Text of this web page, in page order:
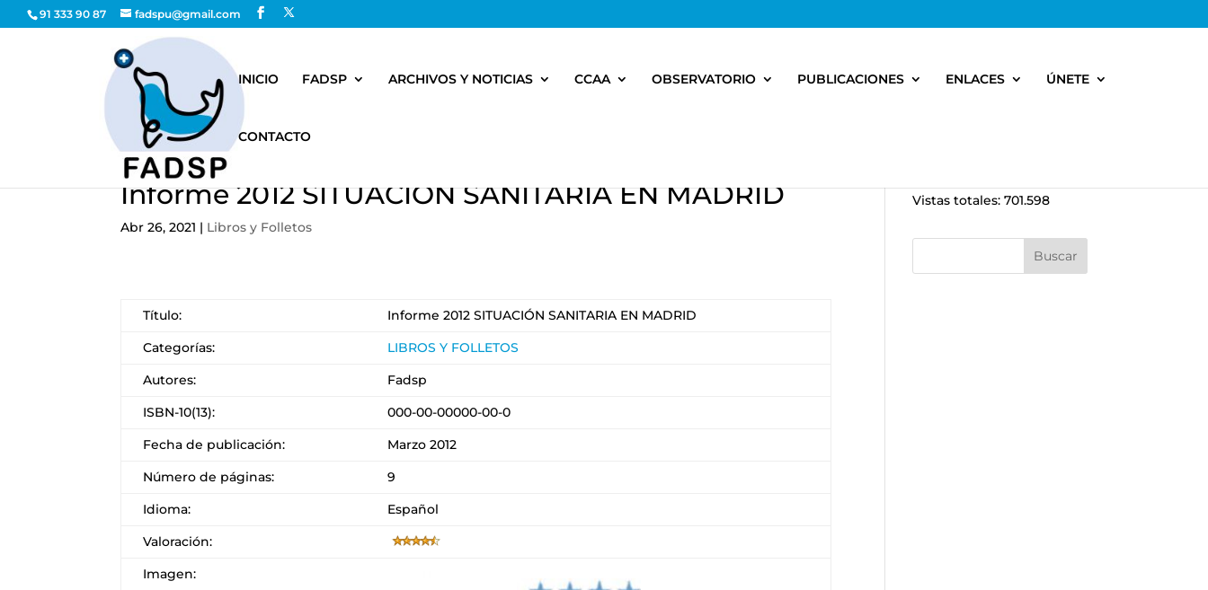
91 333 90 87 fadspu@gmail.com
INICIO FADSP ARCHIVOS Y NOTICIAS CCAA OBSERVATORIO PUBLICACIONES ENLACES ÚNETE
CONTACTO
Informe 2012 SITUACIÓN SANITARIA EN MADRID
Abr 26, 2021 | Libros y Folletos
Título:
Informe 2012 SITUACIÓN SANITARIA EN MADRID
Categorías:
LIBROS Y FOLLETOS
Autores:
Fadsp
ISBN-10(13):
000-00-00000-00-0
Fecha de publicación:
Marzo 2012
Número de páginas:
9
Idioma:
Español
Valoración:
Imagen:
Vistas totales:701.598